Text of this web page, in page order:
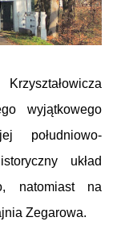
wyjątkowego
południowo-
układ
natomiast na
Zegarowa.